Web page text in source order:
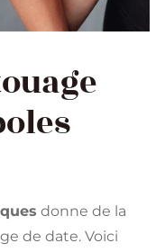
donne de la
de date. Voici